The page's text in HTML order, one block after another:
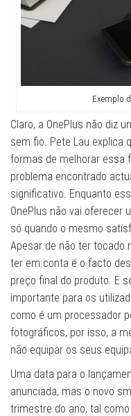
Exemplo
Claro, a OnePlus não diz
sem fio. Pete Lau explica
formas de melhorar essa
problema encontrado
significativo. Enquanto
OnePlus não vai oferecer
só quando o mesmo
Apesar de não ter tocado
ter em conta é o facto
preço final do produto. E
importante para os
como é um processador
fotográficos, por isso, a
não equipar os seus
Uma data para o
anunciada, mas o novo
trimestre do ano, tal